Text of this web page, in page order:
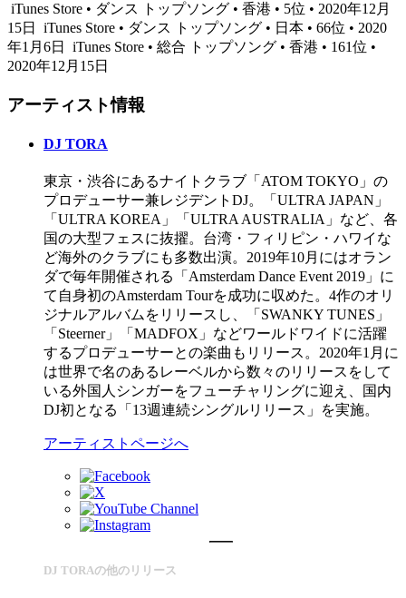
iTunes Store • ダンス トップソング • 香港 • 5位 • 2020年12月
15日
iTunes Store • ダンス トップソング • 日本 • 66位 • 2020
年1月6日
iTunes Store • 総合 トップソング • 香港 • 161位 •
2020年12月15日
アーティスト情報
DJ TORA
東京・渋谷にあるナイトクラブ「ATOM TOKYO」の
プロデューサー兼レジデントDJ。「ULTRA JAPAN」
「ULTRA KOREA」「ULTRA AUSTRALIA」など、各
国の大型フェスに抜擢。台湾・フィリピン・ハワイな
ど海外のクラブにも多数出演。2019年10月にはオラン
ダで毎年開催される「Amsterdam Dance Event 2019」に
て自身初のAmsterdam Tourを成功に収めた。4作のオリ
ジナルアルバムをリリースし、「SWANKY TUNES」
「Steerner」「MADFOX」などワールドワイドに活躍
するプロデューサーとの楽曲もリリース。2020年1月に
は世界で名のあるレーベルから数々のリリースをして
いる外国人シンガーをフューチャリングに迎え、国内
DJ初となる「13週連続シングルリリース」を実施。
アーティストページへ
DJ TORAの他のリリース